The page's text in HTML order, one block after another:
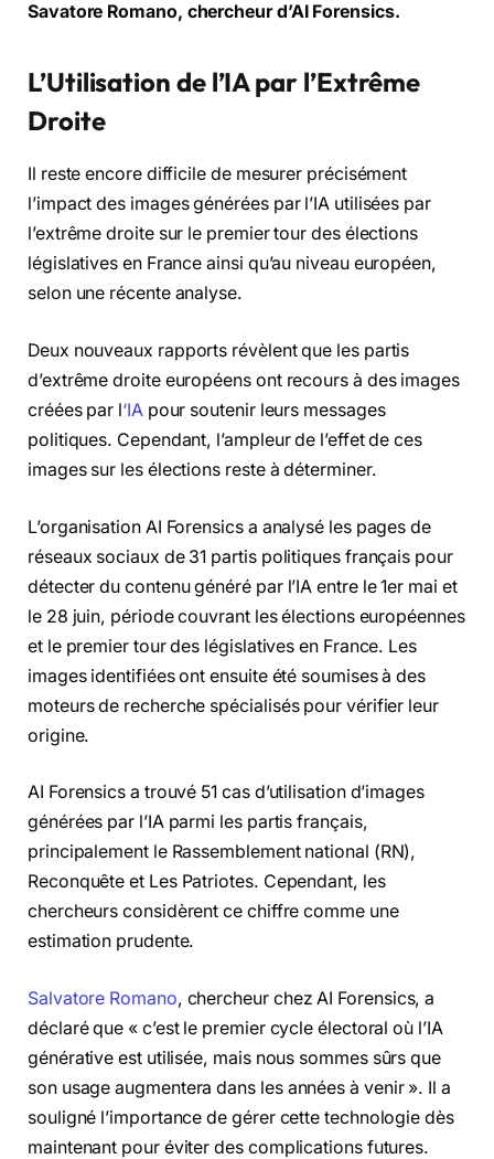
Savatore Romano, chercheur d’AI Forensics.
L’Utilisation de l’IA par l’Extrême
Droite
Il reste encore difficile de mesurer précisément
l’impact des images générées par l’IA utilisées par
l’extrême droite sur le premier tour des élections
législatives en France ainsi qu’au niveau européen,
selon une récente analyse.
Deux nouveaux rapports révèlent que les partis
d’extrême droite européens ont recours à des images
créées par l‘IApour soutenir leurs messages
politiques. Cependant, l’ampleur de l’effet de ces
images sur les élections reste à déterminer.
L’organisation AI Forensics a analysé les pages de
réseaux sociaux de 31 partis politiques français pour
détecter du contenu généré par l’IA entre le 1er mai et
le 28 juin, période couvrant les élections européennes
et le premier tour des législatives en France. Les
images identifiées ont ensuite été soumises à des
moteurs de recherche spécialisés pour vérifier leur
origine.
AI Forensics a trouvé 51 cas d’utilisation d’images
générées par l’IA parmi les partis français,
principalement le Rassemblement national (RN),
Reconquête et Les Patriotes. Cependant, les
chercheurs considèrent ce chiffre comme une
estimation prudente.
Salvatore Romano, chercheur chez AI Forensics, a
déclaré que « c’est le premier cycle électoral où l’IA
générative est utilisée, mais nous sommes sûrs que
son usage augmentera dans les années à venir ». Il a
souligné l’importance de gérer cette technologie dès
maintenant pour éviter des complications futures.